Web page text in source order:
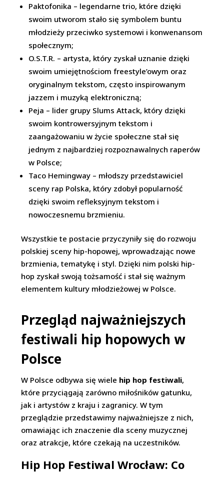
Paktofonika – legendarne trio, które dzięki
swoim utworom stało się symbolem buntu
młodzieży przeciwko systemowi i konwenansom
społecznym;
O.S.T.R. – artysta, który zyskał uznanie dzięki
swoim umiejętnościom freestyle’owym oraz
oryginalnym tekstom, często inspirowanym
jazzem i muzyką elektroniczną;
Peja – lider grupy Slums Attack, który dzięki
swoim kontrowersyjnym tekstom i
zaangażowaniu w życie społeczne stał się
jednym z najbardziej rozpoznawalnych raperów
w Polsce;
Taco Hemingway – młodszy przedstawiciel
sceny rap Polska, który zdobył popularność
dzięki swoim refleksyjnym tekstom i
nowoczesnemu brzmieniu.
Wszystkie te postacie przyczyniły się do rozwoju
polskiej sceny hip-hopowej, wprowadzając nowe
brzmienia, tematykę i styl. Dzięki nim polski hip-
hop zyskał swoją tożsamość i stał się ważnym
elementem kultury młodzieżowej w Polsce.
Przegląd najważniejszych
festiwali hip hopowych w
Polsce
W Polsce odbywa się wiele hip hop festiwali,
które przyciągają zarówno miłośników gatunku,
jak i artystów z kraju i zagranicy. W tym
przeglądzie przedstawimy najważniejsze z nich,
omawiając ich znaczenie dla sceny muzycznej
oraz atrakcje, które czekają na uczestników.
Hip Hop Festiwal Wrocław: Co